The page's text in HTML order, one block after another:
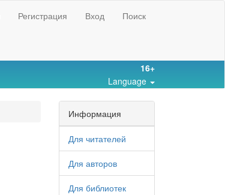
Регистрация Вход Поиск
16+
Language
Информация
Для читателей
Для авторов
Для библиотек